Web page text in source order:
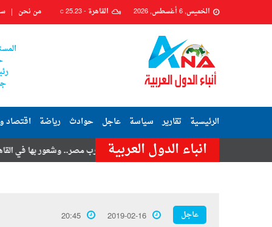
الخميس, 6 أغسطس, 2026 القاهرة -25.23
C من نحن
الرئيسية تقارير سياسة عاجل حوادث رياضة اقتصاد
انباء الدول العربية
هزة أرضية تضرب مصر.. وشعور بها في القاهرة وعدة
عاجل 2019-02-16
20:45